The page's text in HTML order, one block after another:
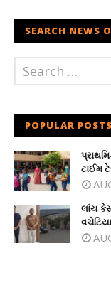
SEARCH NEWS
POPULAR POSTS
ટાઈમ
લાંચ